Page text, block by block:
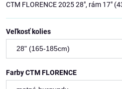
CTM FLORENCE 2025 28", rám 17"
Veľkosť kolies
Farby CTM FLORENCE